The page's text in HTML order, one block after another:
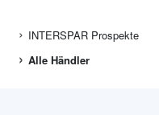
INTERSPAR Prospekte
Alle Händler